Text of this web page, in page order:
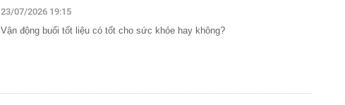
23/07/2026 19:15
Vận động buổi tốt liệu có tốt cho sức khỏe hay không?